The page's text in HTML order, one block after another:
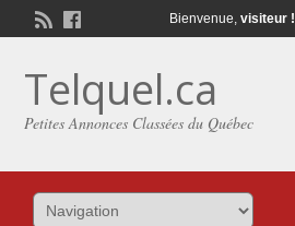
Bienvenue, visiteur !
Telquel.ca
Petites Annonces Classées du Québec